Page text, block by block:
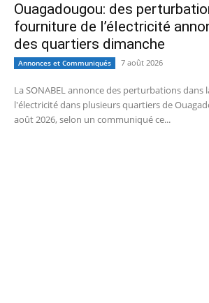
Ouagadougou: des
fourniture de l’électricité
des quartiers dimanche
Annonces et Communiqués 7 août 2026
La SONABEL annonce des perturbations
l'électricité dans plusieurs quartiers de
août 2026, selon un communiqué ce...